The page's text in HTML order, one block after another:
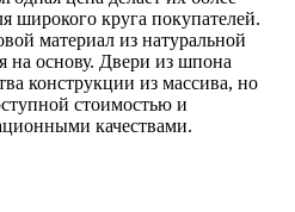
широкого круга покупателей.
материал из натуральной
на основу. Двери из шпона
конструкции из массива, но
стоимостью и
качествами.